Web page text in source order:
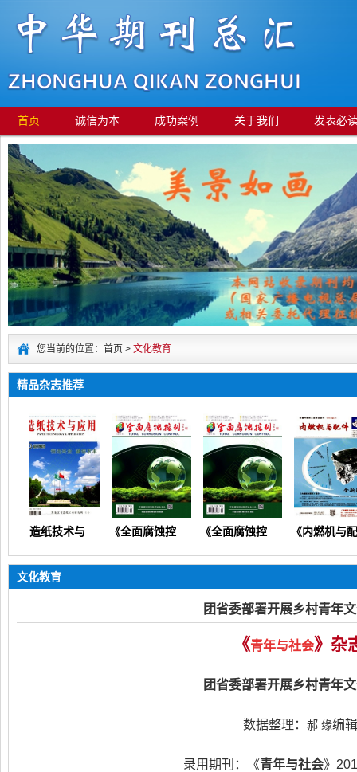
首页 诚信为本 成功案例 关于我们 发表必
您当前的位置：首页 > 文化教育
精品杂志推荐
《造纸技术与应用》 《全面腐蚀控制》（腐蚀研究检验检测生产实践应用技术） 《全面腐蚀控制》 《内燃机与配件》（设计研究产品分析装备技术制造工艺质量检修）
文化教育
团省委部署开展乡村青年
《青年与社会》杂
团省委部署开展乡村青年
数据整理： 郝 缘编辑
录用期刊：《青年与社会》